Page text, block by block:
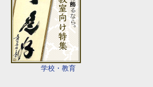
学校・教育